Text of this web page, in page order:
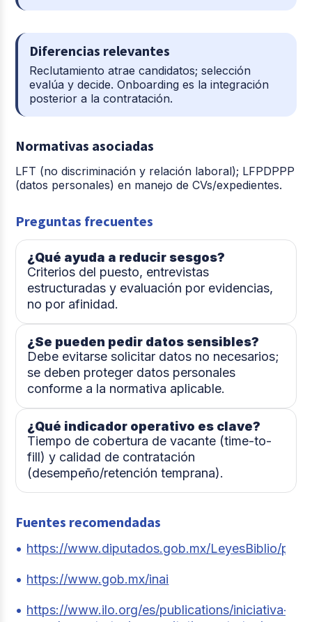
Diferencias relevantes
Reclutamiento atrae candidatos; selección
evalúa y decide. Onboarding es la integración
posterior a la contratación.
Normativas asociadas
LFT (no discriminación y relación laboral); LFPDPPP
(datos personales) en manejo de CVs/expedientes.
Preguntas frecuentes
¿Qué ayuda a reducir sesgos?
Criterios del puesto, entrevistas
estructuradas y evaluación por evidencias,
no por afinidad.
¿Se pueden pedir datos sensibles?
Debe evitarse solicitar datos no necesarios;
se deben proteger datos personales
conforme a la normativa aplicable.
¿Qué indicador operativo es clave?
Tiempo de cobertura de vacante (time-to-
fill) y calidad de contratación
(desempeño/retención temprana).
Fuentes recomendadas
https://www.diputados.gob.mx/LeyesBiblio/pdf/
https://www.gob.mx/inai
https://www.ilo.org/es/publications/iniciativa-